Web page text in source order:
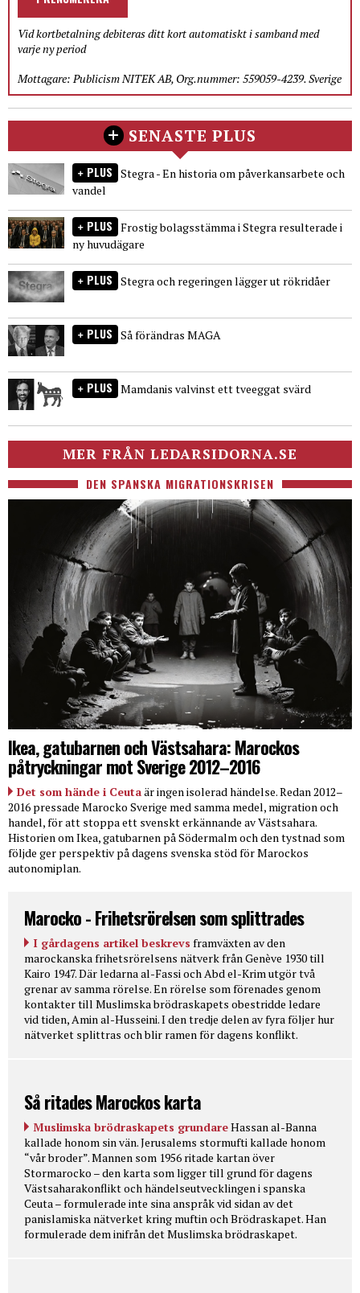
Vid kortbetalning debiteras ditt kort automatiskt i samband med
varje ny period
Mottagare: Publicism NITEK AB, Org.nummer: 559059-4239. Sverige
SENASTE PLUS
PLUS Stegra - En historia om påverkansarbete och
vandel
PLUS Frostig bolagsstämma i Stegra resulterade i
ny huvudägare
PLUS Stegra och regeringen lägger ut rökridåer
PLUS Så förändras MAGA
PLUS Mamdanis valvinst ett tveeggat svärd
MER FRÅN LEDARSIDORNA.SE
DEN SPANSKA MIGRATIONSKRISEN
Ikea, gatubarnen och Västsahara: Marockos
påtryckningar mot Sverige 2012–2016
Det som hände i Ceutaär ingen isolerad händelse. Redan 2012–
2016 pressade Marocko Sverige med samma medel, migration och
handel, för att stoppa ett svenskt erkännande av Västsahara.
Historien om Ikea, gatubarnen på Södermalm och den tystnad som
följde ger perspektiv på dagens svenska stöd för Marockos
autonomiplan.
Marocko - Frihetsrörelsen som splittrades
I gårdagens artikel beskrevs framväxten av den
marockanska frihetsrörelsens nätverk från Genève 1930 till
Kairo 1947. Där ledarna al-Fassi och Abd el-Krim utgör två
grenar av samma rörelse. En rörelse som förenades genom
kontakter till Muslimska brödraskapets obestridde ledare
vid tiden, Amin al-Husseini. I den tredje delen av fyra följer hur
nätverket splittras och blir ramen för dagens konflikt.
Så ritades Marockos karta
Muslimska brödraskapets grundareHassan al-Banna
kallade honom sin vän. Jerusalems stormufti kallade honom
“vår broder”. Mannen som 1956 ritade kartan över
Stormarocko – den karta som ligger till grund för dagens
Västsaharakonflikt och händelseutvecklingen i spanska
Ceuta – formulerade inte sina anspråk vid sidan av det
panislamiska nätverket kring muftin och Brödraskapet. Han
formulerade dem inifrån det Muslimska brödraskapet.